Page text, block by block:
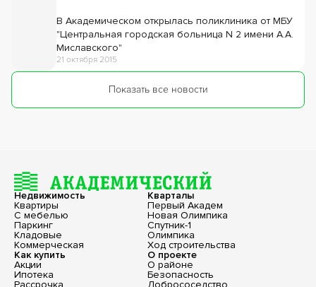
В Академическом открылась поликлиника от МБУ
"Центральная городская больница N 2 имени А.А.
Миславского"
21 октября 2015
Показать все новости
Недвижимость
Квартиры
С мебелью
Паркинг
Кладовые
Коммерческая
Кварталы
Первый Академ
Новая Олимпика
Спутник-1
Олимпика
Ход строительства
Как купить
Акции
Ипотека
Рассрочка
О проекте
О районе
Безопасность
Добрососедство